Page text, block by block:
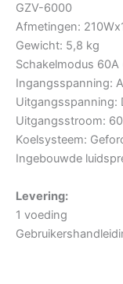
GZV-6000
Afmetingen:
Gewicht: 5,8 kg
Schakelmodus 60A
Ingangsspanning:
Uitgangsspanning:
Uitgangsstroom:
Koelsysteem:
Ingebouwde
Levering:
1 voeding